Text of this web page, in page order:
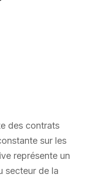
des contrats
sur les
représente un
secteur de la